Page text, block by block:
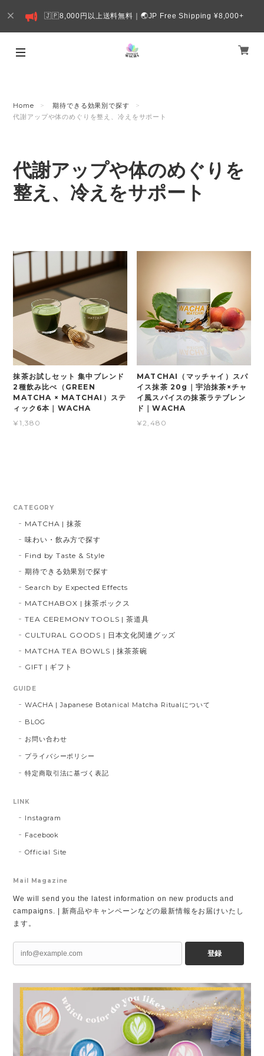
🇯🇵8,000円以上送料無料｜🌏JP Free Shipping ¥8,000+
Home
期待できる効果別で探す
代謝アップや体のめぐりを整え、冷えをサポート
代謝アップや体のめぐりを
整え、冷えをサポート
抹茶お試しセット 集中ブレンド
2種飲み比べ（GREEN
MATCHA × MATCHAI）ステ
ィック6本｜WACHA
¥1,380
MATCHAI（マッチャイ）スパ
イス抹茶 20g｜宇治抹茶×チャ
イ風スパイスの抹茶ラテブレン
ド｜WACHA
¥2,480
CATEGORY
MATCHA | 抹茶
味わい・飲み方で探す
Find by Taste & Style
期待できる効果別で探す
Search by Expected Effects
MATCHABOX | 抹茶ボックス
TEA CEREMONY TOOLS | 茶道具
CULTURAL GOODS | 日本文化関連グッズ
MATCHA TEA BOWLS | 抹茶茶碗
GIFT | ギフト
GUIDE
WACHA | Japanese Botanical Matcha Ritualについて
BLOG
お問い合わせ
プライバシーポリシー
特定商取引法に基づく表記
LINK
Instagram
Facebook
Official Site
Mail Magazine
We will send you the latest information on new products and
campaigns. | 新商品やキャンペーンなどの最新情報をお届けいたし
ます。
登録